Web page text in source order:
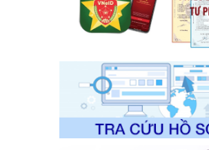
Số kí hiệu:105/2026/TT-
Tên: Thông tư số 105/2026/
của Bộ Tài chính: Bãi bỏ
87/2019/TT- BТC ngày 19
năm 2019 của Bộ trưởng Bộ
chính hướng dẫn thực hiện xử
vi phạm hành chính trong lĩnh
kho bạc nhà nước
Ngày ban hành: 21/07/2026